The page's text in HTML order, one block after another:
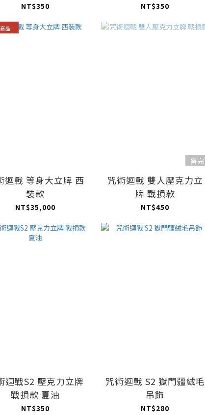
NT$350 NT$350
品
迴戰 等身大立牌 西
裝款
NT$35,000
售完
咒術迴戰 雙人壓克力立
牌 戰損款
NT$450
迴戰S2 壓克力立牌
戰損款 夏油
NT$350
咒術迴戰 S2 獄門疆絨毛
吊飾
NT$280